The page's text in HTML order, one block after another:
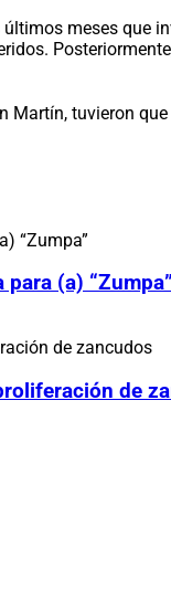
meses que
Martín, tuvieron
(a) “Zumpa”
de